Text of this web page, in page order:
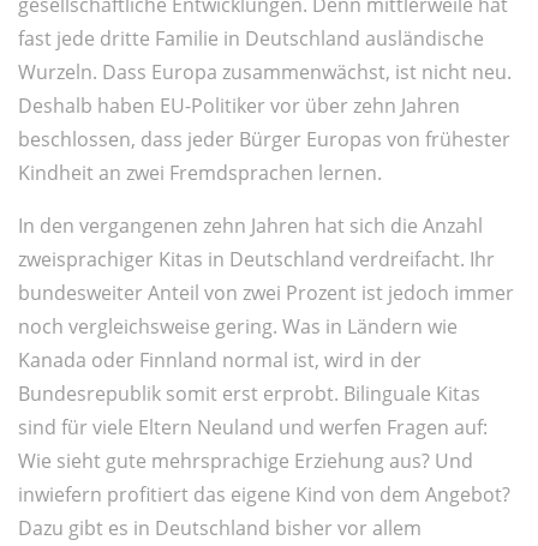
fast jede dritte Familie in Deutschland ausländische
Wurzeln. Dass Europa zusammenwächst, ist nicht neu.
Deshalb haben EU-Politiker vor über zehn Jahren
beschlossen, dass jeder Bürger Europas von frühester
Kindheit an zwei Fremdsprachen lernen.
In den vergangenen zehn Jahren hat sich die Anzahl
zweisprachiger Kitas in Deutschland verdreifacht. Ihr
bundesweiter Anteil von zwei Prozent ist jedoch immer
noch vergleichsweise gering. Was in Ländern wie
Kanada oder Finnland normal ist, wird in der
Bundesrepublik somit erst erprobt. Bilinguale Kitas
sind für viele Eltern Neuland und werfen Fragen auf:
Wie sieht gute mehrsprachige Erziehung aus? Und
inwiefern profitiert das eigene Kind von dem Angebot?
Dazu gibt es in Deutschland bisher vor allem